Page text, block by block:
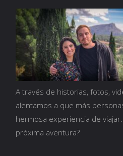
en
Nueva
Zelanda"
A través de historias, fotos,
alentamos a que más
hermosa experiencia de
próxima aventura?